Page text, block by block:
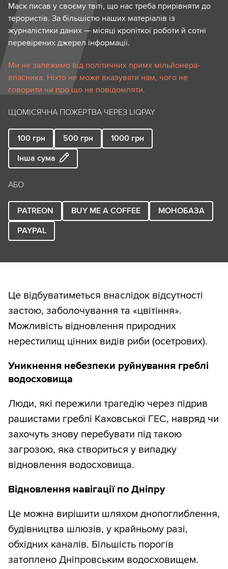
Маск писав у своєму твіті, що нас треба прирівняти до
терористів. За більшістю наших матеріалів із
журналістики даних — місяці кропіткої роботи й сотні
перевірених джерел інформації.
Ми не залежимо від політичних примх мільйонера-
власника. Ніхто не може вказувати нам, чого не
говорити чи про що не повідомляти.
ЩОМІСЯЧНА ПОЖЕРТВА ЧЕРЕЗ LIQPAY
100 грн 500 грн 1000 грн
Інша сума
АБО
PATREON BUY ME A COFFEE
МОНОБАЗА
PAYPAL
Це відбуватиметься внаслідок відсутності
застою, заболочування та «цвітіння».
Можливість відновлення природних
нерестилищ цінних видів риби (осетрових).
Уникнення небезпеки руйнування греблі
водосховища
Люди, які пережили трагедію через підрив
рашистами греблі Каховської ГЕС, навряд чи
захочуть знову перебувати під такою
загрозою, яка створиться у випадку
відновлення водосховища.
Відновлення навігації по Дніпру
Це можна вирішити шляхом днопоглиблення,
будівництва шлюзів, у крайньому разі,
обхідних каналів. Більшість порогів
затоплено Дніпровським водосховищем.